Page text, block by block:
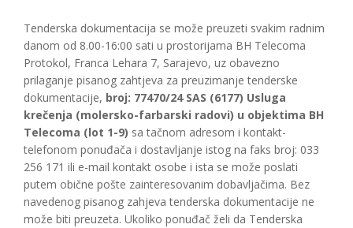
Tenderska dokumentacija se može preuzeti svakim radnim
danom od 8.00-16:00 sati u prostorijama BH Telecoma
Protokol, Franca Lehara 7, Sarajevo, uz obavezno
prilaganje pisanog zahtjeva za preuzimanje tenderske
dokumentacije, broj: 77470/24 SAS (6177) Usluga
krečenja (molersko-farbarski radovi) u objektima BH
Telecoma (lot 1-9) sa tačnom adresom i kontakt-
telefonom ponuđača i dostavljanje istog na faks broj: 033
256 171 ili e-mail kontakt osobe i ista se može poslati
putem obične pošte zainteresovanim dobavljačima. Bez
navedenog pisanog zahjeva tenderska dokumentacije ne
može biti preuzeta. Ukoliko ponuđač želi da Tenderska